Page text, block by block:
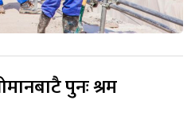
पुनः श्रम